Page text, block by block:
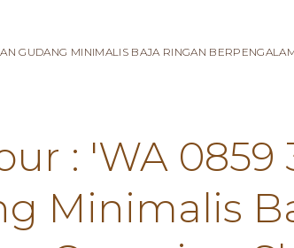
GUDANG MINIMALIS BAJA RINGAN
: 'WA 0859
Minimalis